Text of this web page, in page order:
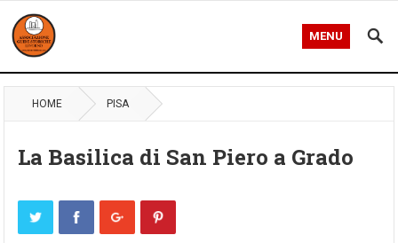
MENU
HOME PISA
La Basilica di San Piero a Grado